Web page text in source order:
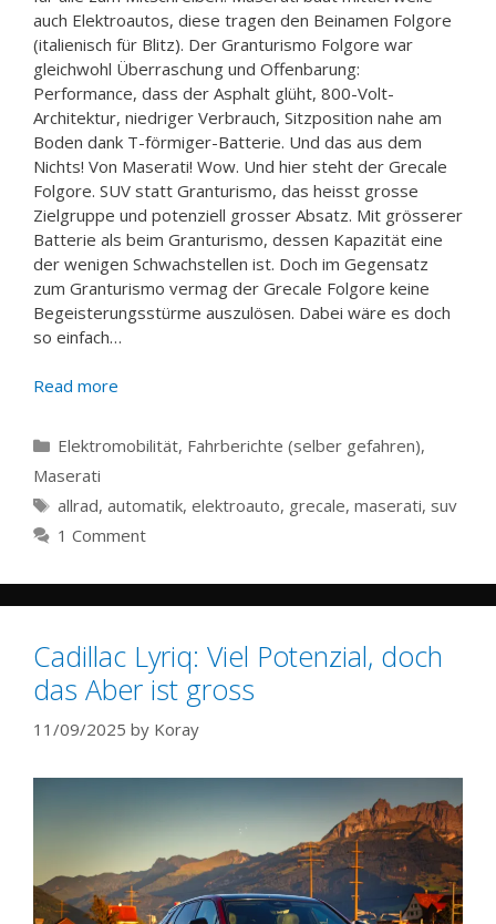
auch Elektroautos, diese tragen den Beinamen Folgore
(italienisch für Blitz). Der Granturismo Folgore war
gleichwohl Überraschung und Offenbarung:
Performance, dass der Asphalt glüht, 800-Volt-
Architektur, niedriger Verbrauch, Sitzposition nahe am
Boden dank T-förmiger-Batterie. Und das aus dem
Nichts! Von Maserati! Wow. Und hier steht der Grecale
Folgore. SUV statt Granturismo, das heisst grosse
Zielgruppe und potenziell grosser Absatz. Mit grösserer
Batterie als beim Granturismo, dessen Kapazität eine
der wenigen Schwachstellen ist. Doch im Gegensatz
zum Granturismo vermag der Grecale Folgore keine
Begeisterungsstürme auszulösen. Dabei wäre es doch
so einfach…
Read more
Categories
Elektromobilität, Fahrberichte (selber gefahren),
Maserati
Tags
allrad, automatik, elektroauto, grecale, maserati, suv
1 Comment
Cadillac Lyriq: Viel Potenzial, doch
das Aber ist gross
11/09/2025 by Koray